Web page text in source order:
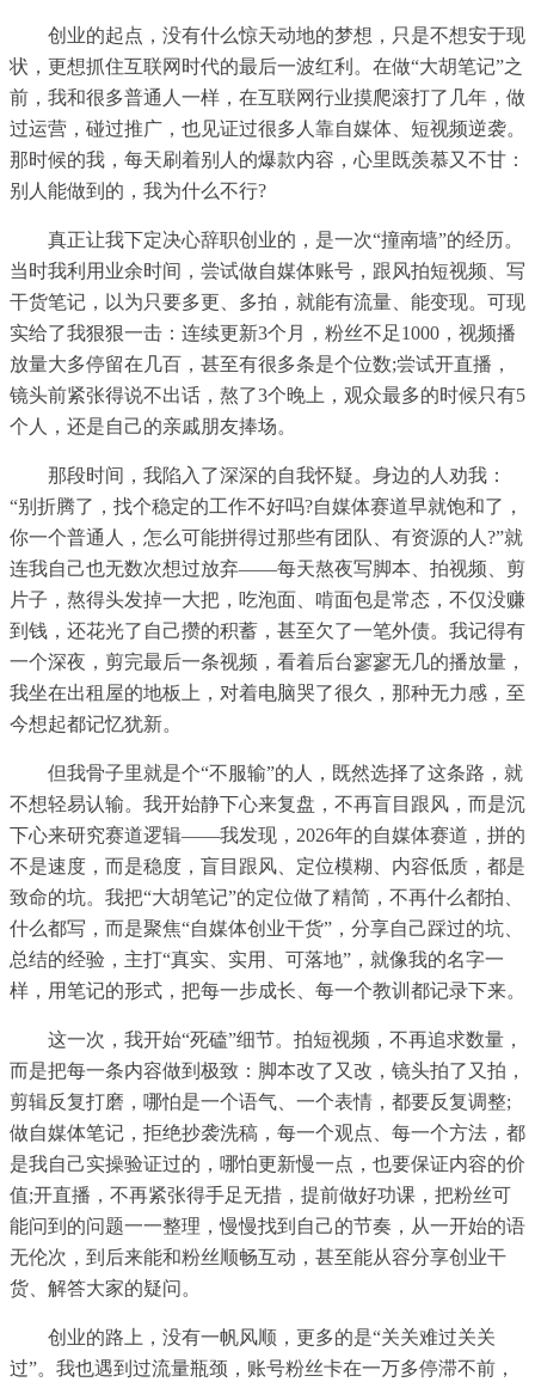
创业的起点，没有什么惊天动地的梦想，只是不想安于现
状，更想抓住互联网时代的最后一波红利。在做“大胡笔记”之
前，我和很多普通人一样，在互联网行业摸爬滚打了几年，做
过运营，碰过推广，也见证过很多人靠自媒体、短视频逆袭。
那时候的我，每天刷着别人的爆款内容，心里既羡慕又不甘：
别人能做到的，我为什么不行?
真正让我下定决心辞职创业的，是一次“撞南墙”的经历。
当时我利用业余时间，尝试做自媒体账号，跟风拍短视频、写
干货笔记，以为只要多更、多拍，就能有流量、能变现。可现
实给了我狠狠一击：连续更新3个月，粉丝不足1000，视频播
放量大多停留在几百，甚至有很多条是个位数;尝试开直播，
镜头前紧张得说不出话，熬了3个晚上，观众最多的时候只有5
个人，还是自己的亲戚朋友捧场。
那段时间，我陷入了深深的自我怀疑。身边的人劝我：
“别折腾了，找个稳定的工作不好吗?自媒体赛道早就饱和了，
你一个普通人，怎么可能拼得过那些有团队、有资源的人?”就
连我自己也无数次想过放弃——每天熬夜写脚本、拍视频、剪
片子，熬得头发掉一大把，吃泡面、啃面包是常态，不仅没赚
到钱，还花光了自己攒的积蓄，甚至欠了一笔外债。我记得有
一个深夜，剪完最后一条视频，看着后台寥寥无几的播放量，
我坐在出租屋的地板上，对着电脑哭了很久，那种无力感，至
今想起都记忆犹新。
但我骨子里就是个“不服输”的人，既然选择了这条路，就
不想轻易认输。我开始静下心来复盘，不再盲目跟风，而是沉
下心来研究赛道逻辑——我发现，2026年的自媒体赛道，拼的
不是速度，而是稳度，盲目跟风、定位模糊、内容低质，都是
致命的坑。我把“大胡笔记”的定位做了精简，不再什么都拍、
什么都写，而是聚焦“自媒体创业干货”，分享自己踩过的坑、
总结的经验，主打“真实、实用、可落地”，就像我的名字一
样，用笔记的形式，把每一步成长、每一个教训都记录下来。
这一次，我开始“死磕”细节。拍短视频，不再追求数量，
而是把每一条内容做到极致：脚本改了又改，镜头拍了又拍，
剪辑反复打磨，哪怕是一个语气、一个表情，都要反复调整;
做自媒体笔记，拒绝抄袭洗稿，每一个观点、每一个方法，都
是我自己实操验证过的，哪怕更新慢一点，也要保证内容的价
值;开直播，不再紧张得手足无措，提前做好功课，把粉丝可
能问到的问题一一整理，慢慢找到自己的节奏，从一开始的语
无伦次，到后来能和粉丝顺畅互动，甚至能从容分享创业干
货、解答大家的疑问。
创业的路上，没有一帆风顺，更多的是“关关难过关关
过”。我也遇到过流量瓶颈，账号粉丝卡在一万多停滞不前，